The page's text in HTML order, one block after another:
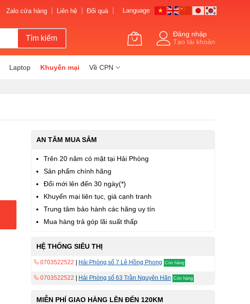
Zalo cửa hàng Liên hệ Đổi quà Language
Tìm kiếm
Đăng nhập
Tạo tài khoản
Laptop Khuyến mại Về CPN
AN TÂM MUA SẮM
Trên 20 năm có mặt tại Hải Phòng
Sản phẩm chính hãng
Đổi mới lên đến 30 ngày(*)
Khuyến mại liên tục, giá cạnh tranh
Trung tâm bảo hành các hãng uy tín
Mua hàng trả góp lãi suất thấp
HỆ THỐNG SIÊU THỊ
0703522522 Hải Phòng số 7 Lê Hồng Phong Còn hàng
0703522522 Hải Phòng số 63 Trần Nguyên Hãn Còn hàng
MIỄN PHÍ GIAO HÀNG LÊN ĐẾN 120KM